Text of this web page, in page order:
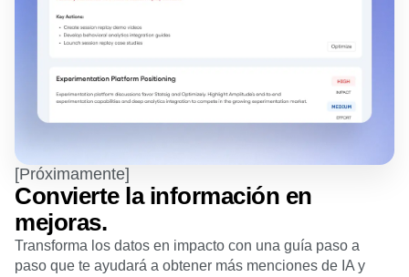
[Próximamente]
Convierte la información en
mejoras.
Transforma los datos en impacto con una guía paso a
paso que te ayudará a obtener más menciones de IA y